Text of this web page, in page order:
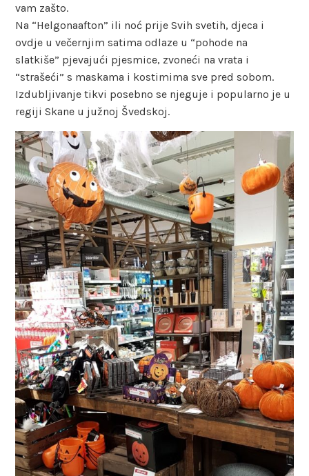
vam zašto.
Na “Helgonaafton” ili noć prije Svih svetih, djeca i
ovdje u večernjim satima odlaze u “pohode na
slatkiše” pjevajući pjesmice, zvoneći na vrata i
“strašeći” s maskama i kostimima sve pred sobom.
Izdubljivanje tikvi posebno se njeguje i popularno je u
regiji Skane u južnoj Švedskoj.